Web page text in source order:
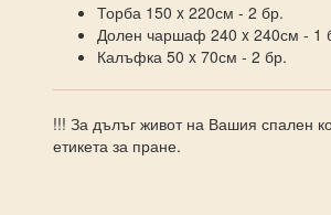
Торба 150 x 220см - 2 бр.
Долен чаршаф 240 x 240см - 1
Калъфка 50 x 70см - 2 бр.
!!! За дълъг живот на Вашия спален
етикета за пране.